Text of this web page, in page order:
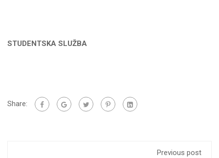
STUDENTSKA SLUŽBA
Share:
Previous post